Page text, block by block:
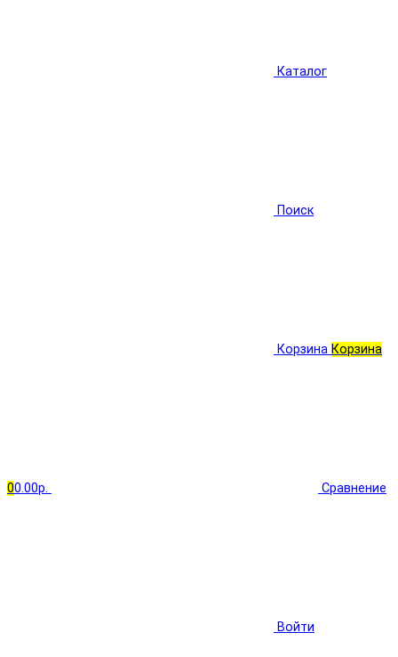
Каталог
Поиск
Корзина Корзина
00.00р. Сравнение
Войти